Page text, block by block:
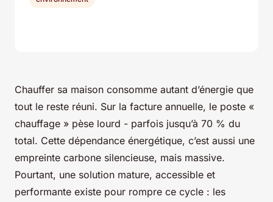
Chauffer sa maison consomme autant d’énergie que
tout le reste réuni. Sur la facture annuelle, le poste «
chauffage » pèse lourd - parfois jusqu’à 70 % du
total. Cette dépendance énergétique, c’est aussi une
empreinte carbone silencieuse, mais massive.
Pourtant, une solution mature, accessible et
performante existe pour rompre ce cycle : les